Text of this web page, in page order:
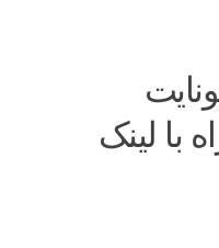
با لینک